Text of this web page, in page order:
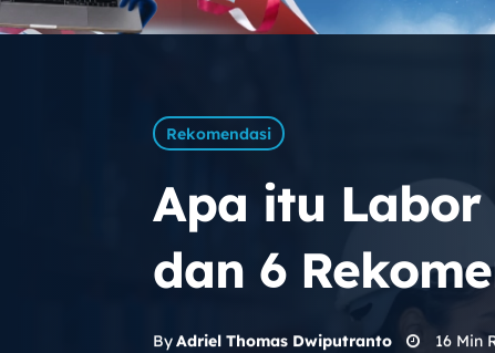
Rekomendasi
Apa itu Labor
dan 6
ByAdriel Thomas Dwiputranto 16 Min